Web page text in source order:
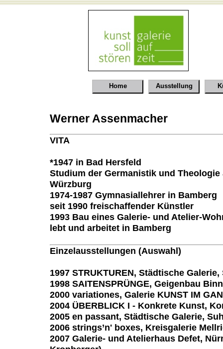
Home Ausstellung
Werner Assenmacher
VITA
*1947 in Bad Hersfeld
Studium der Germanistik und
Würzburg
1974-1987 Gymnasiallehrer in Bamberg
seit 1990 freischaffender Künstler
1993 Bau eines Galerie- und Atelier-
lebt und arbeitet in Bamberg
Einzelausstellungen (Auswahl)
1997 STRUKTUREN, Städtische Galerie,
1998 SAITENSPRÜNGE, Geigenbau
2000 variationes, Galerie KUNST IM
2004 ÜBERBLICK I - Konkrete Kunst,
2005 en passant, Städtische Galerie,
2006 strings’n' boxes, Kreisgalerie
2007 Galerie- und Atelierhaus Defet,